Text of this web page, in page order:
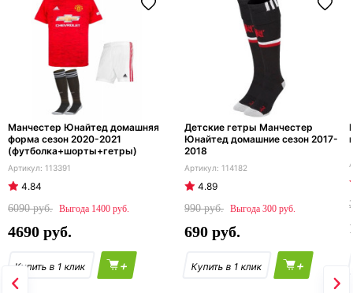
Манчестер Юнайтед домашняя
форма сезон 2020-2021
(футболка+шорты+гетры)
113391
4.84
6090
1400
4690
+
Детские гетры Манчестер
Юнайтед домашние сезон 2017-
2018
114182
4.89
990
300
690
+